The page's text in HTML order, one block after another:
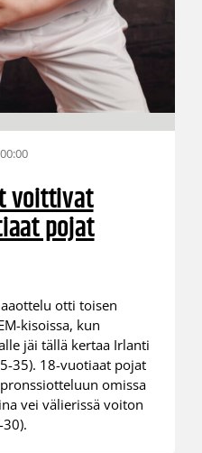
voittivat
pojat
otti toisen
kisoissa, kun
jäi tällä kertaa Irlanti
35). 18-vuotiaat pojat
omissa
vei välierissä voiton